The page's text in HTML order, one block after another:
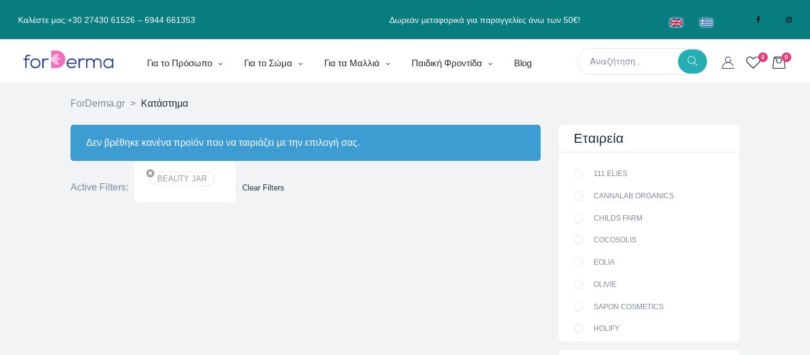
Καλέστε μας:+30 27430 61526 – 6944 661353 Δωρεάν μεταφορικά για παραγγελίες άνω των 50€!
Για το Πρόσωπο Για το Σώμα Για τα Μαλλιά Παιδική Φροντίδα Blog
0 0
ForDerma.gr > Κατάστημα
Δεν βρέθηκε κανένα προϊόν που να ταιριάζει με την επιλογή σας.
Active Filters:
BEAUTY JAR
Clear Filters
Εταιρεία
111 ELIES
CANNALAB ORGANICS
CHILDS FARM
COCOSOLIS
EOLIA
OLIVIE
SAPON COSMETICS
HOLIFY